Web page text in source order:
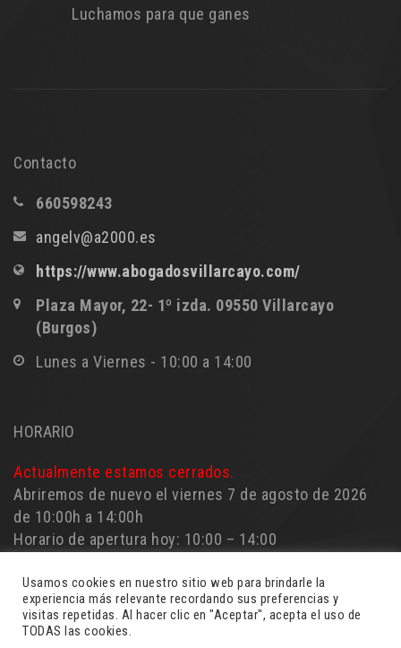
Luchamos para que ganes
Contacto
660598243
angelv@a2000.es
https://www.abogadosvillarcayo.com/
Plaza Mayor, 22- 1º izda. 09550 Villarcayo
(Burgos)
Lunes a Viernes - 10:00 a 14:00
HORARIO
Actualmente estamos cerrados.
Abriremos de nuevo el viernes 7 de agosto de 2026
de 10:00h a 14:00h
Horario de apertura hoy: 10:00 – 14:00
Usamos cookies en nuestro sitio web para brindarle la
experiencia más relevante recordando sus preferencias y
visitas repetidas. Al hacer clic en "Aceptar", acepta el uso de
TODAS las cookies.